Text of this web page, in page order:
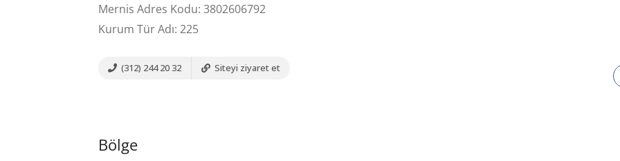
Mernis Adres Kodu: 3802606792
Kurum Tür Adı: 225
(312) 244 20 32 Siteyi ziyaret et
Bölge